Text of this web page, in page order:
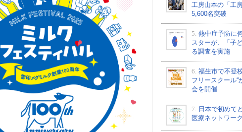
工房山本の「工
5,600名突破
5. 熱中症予防に
スターが、「子
る調査を実施
6. 福生市で不登
フリースクール“
会を開催
7.
日本で初めて
医療ネットワー